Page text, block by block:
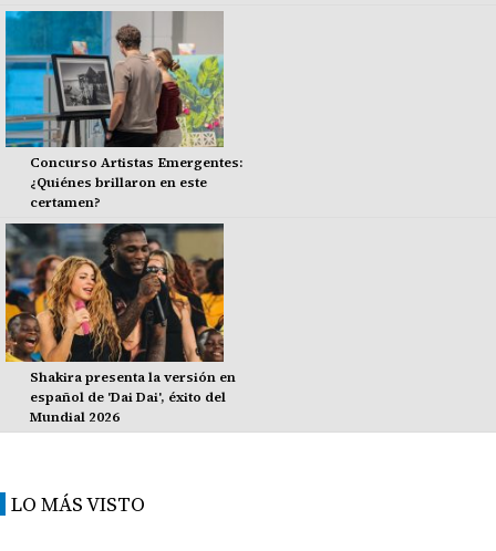
Concurso Artistas Emergentes:
¿Quiénes brillaron en este
certamen?
Shakira presenta la versión en
español de 'Dai Dai', éxito del
Mundial 2026
LO MÁS VISTO